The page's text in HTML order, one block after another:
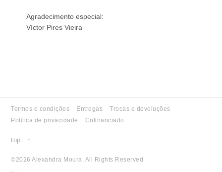
Agradecimento especial:
Víctor Pires Vieira
Termos e condições Entregas
Trocas e devoluções
Política de privacidade
Cofinanciado
top ↑
©2026 Alexandra Moura. All Rights Reserved.